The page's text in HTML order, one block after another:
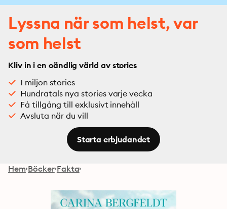
Lyssna när som helst, var
som helst
Kliv in i en oändlig värld av stories
1 miljon stories
Hundratals nya stories varje vecka
Få tillgång till exklusivt innehåll
Avsluta när du vill
Starta erbjudandet
Hem Böcker Fakta